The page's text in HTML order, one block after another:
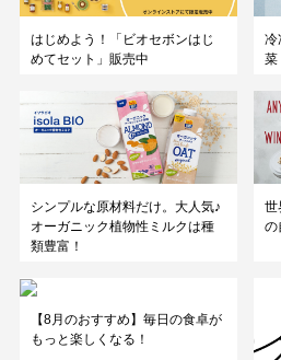
はじめよう！「ビオセボンはじ
めてセット」販売中
冷
菜
シンプルな原材料だけ。大人気♪
オーガニック植物性ミルクは種
類豊富！
世
の
【8月のおすすめ】毎日の食卓が
もっと楽しくなる！